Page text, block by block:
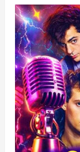
ante
de
Carter
por
de
La
Florida
en
Plan
Calle
Sin
«Aún
no
se
las